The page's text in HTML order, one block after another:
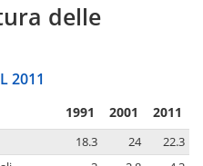
delle
2011
1991 2001 2011
18.3 24
22.3